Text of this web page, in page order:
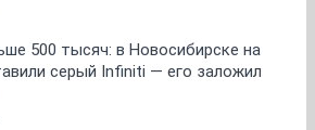
500 тысяч: в Новосибирске на
серый Infiniti — его заложил